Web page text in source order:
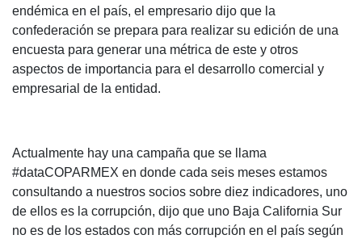
endémica en el país, el empresario dijo que la
confederación se prepara para realizar su edición de una
encuesta para generar una métrica de este y otros
aspectos de importancia para el desarrollo comercial y
empresarial de la entidad.
Actualmente hay una campaña que se llama
#dataCOPARMEX en donde cada seis meses estamos
consultando a nuestros socios sobre diez indicadores, uno
de ellos es la corrupción, dijo que uno Baja California Sur
no es de los estados con más corrupción en el país según